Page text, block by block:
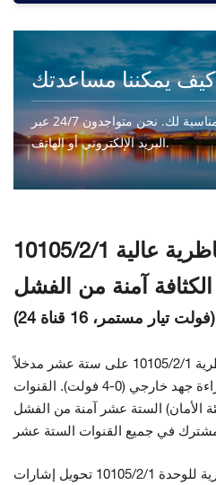
كيف يمكننا مساعدتك
يمكنك الاتصال بنا بأي طريقة مناسبة لك. نحن متواجدون 24/7 عبر
البريد الإلكتروني أو الهاتف.
اتصل بنا
10105/2/1 وحدة إدخال تناظرية عالية
الكثافة آمنة من الفشل
(24 فولت تيار مستمر، 16 قناة)
تحتوي وحدة الإدخال التناظرية 10105/2/1 على ستة عشر مدخلاً
تناظريًا (0-4 فولت) ومدخل قراءة جهد خارجي (0-4 فولت). القنوات
الستة عشر آمنة من الفشل (فئة الأمان AK5) ولها تناظري معزول 0
تتطلب المدخلات التناظرية للوحدة 10105/2/1 تحويل إشارات